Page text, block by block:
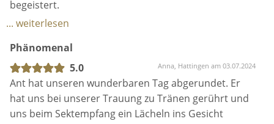
Super Stimme hätte ich mir einen künstler nicht
besser malen können! Danke Ant für diese
... weiterlesen
Amazing Performance Made Our Wedding Special
5.0
Andrew, Köln am 10.06.2024
Ant is incredibly talented and really made our
wedding special for us, performing a new song from
an indie band that we requested. He also played